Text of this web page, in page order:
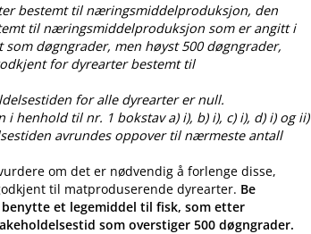
bestemt til næringsmiddelproduksjon, den
til næringsmiddelproduksjon som er angitt i
døgngrader, men høyst 500 døgngrader,
for dyrearter bestemt til
for alle dyrearter er null.
henhold til nr. 1 bokstav a) i), b) i), c) i), d) i) og ii)
avrundes oppover til nærmeste antall
om det er nødvendig å forlenge disse,
til matproduserende dyrearter. Be
et legemiddel til fisk, som etter
som overstiger 500 døgngrader.